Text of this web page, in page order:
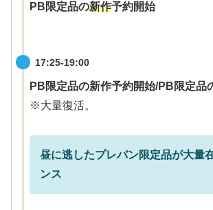
PB限定品の新作予約開始
17:25-19:00
PB限定品の新作予約開始/PB限定品
※大量復活。
昼に逃したプレバン限定品が大量
ンス